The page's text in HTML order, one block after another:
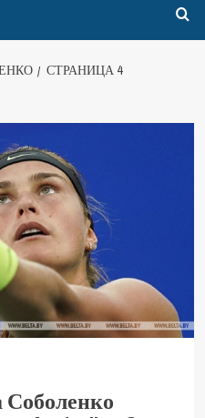
СТРАНИЦА 4